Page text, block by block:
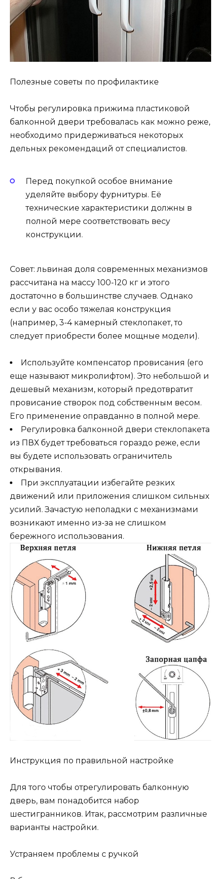
Полезные советы по профилактике
Чтобы регулировка прижима пластиковой
балконной двери требовалась как можно реже,
необходимо придерживаться некоторых
дельных рекомендаций от специалистов.
Перед покупкой особое внимание
уделяйте выбору фурнитуры. Её
технические характеристики должны в
полной мере соответствовать весу
конструкции.
Совет: львиная доля современных механизмов
рассчитана на массу 100-120 кг и этого
достаточно в большинстве случаев. Однако
если у вас особо тяжелая конструкция
(например, 3-4 камерный стеклопакет, то
следует приобрести более мощные модели).
Используйте компенсатор провисания (его
еще называют микролифтом). Это небольшой и
дешевый механизм, который предотвратит
провисание створок под собственным весом.
Его применение оправданно в полной мере.
Регулировка балконной двери стеклопакета
из ПВХ будет требоваться гораздо реже, если
вы будете использовать ограничитель
открывания.
При эксплуатации избегайте резких
движений или приложения слишком сильных
усилий. Зачастую неполадки с механизмами
возникают именно из-за не слишком
бережного использования.
Инструкция по правильной настройке
Для того чтобы отрегулировать балконную
дверь, вам понадобится набор
шестигранников. Итак, рассмотрим различные
варианты настройки.
Устраняем проблемы с ручкой